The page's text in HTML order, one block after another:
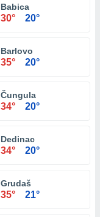
Babica
30° 20°
Barlovo
35° 20°
Čungula
34° 20°
Dedinac
34° 20°
Grudaš
35° 21°